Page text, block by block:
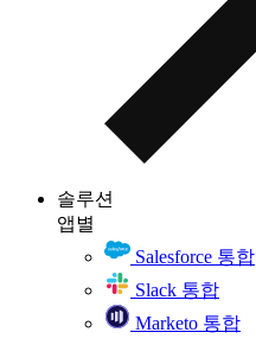
솔루션
앱별
Salesforce 통합
Slack 통합
Marketo 통합